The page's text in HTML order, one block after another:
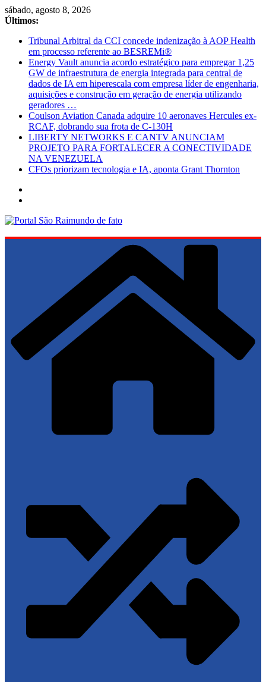
Pular
para
conteúdo
sábado, agosto 8, 2026
Últimos:
Tribunal Arbitral da CCI concede indenização à AOP Health
em processo referente ao BESREMi®
Energy Vault anuncia acordo estratégico para empregar 1,25
GW de infraestrutura de energia integrada para central de
dados de IA em hiperescala com empresa líder de engenharia,
aquisições e construção em geração de energia utilizando
geradores …
Coulson Aviation Canada adquire 10 aeronaves Hercules ex-
RCAF, dobrando sua frota de C-130H
LIBERTY NETWORKS E CANTV ANUNCIAM
PROJETO PARA FORTALECER A CONECTIVIDADE
NA VENEZUELA
CFOs priorizam tecnologia e IA, aponta Grant Thornton